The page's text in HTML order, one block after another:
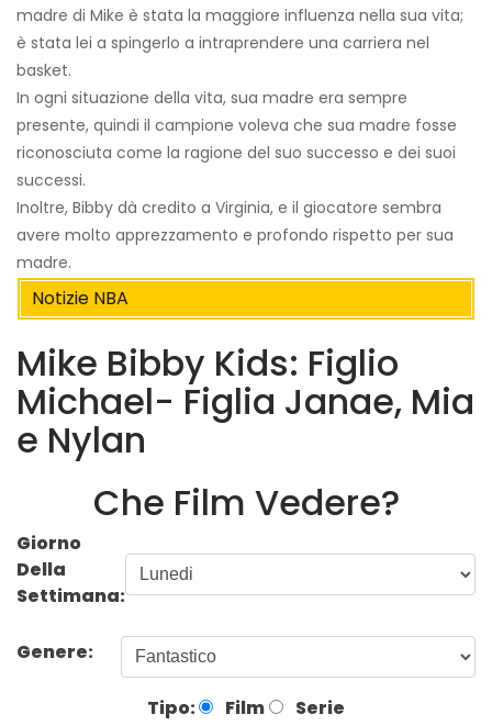
madre di Mike è stata la maggiore influenza nella sua vita;
è stata lei a spingerlo a intraprendere una carriera nel
basket.
In ogni situazione della vita, sua madre era sempre
presente, quindi il campione voleva che sua madre fosse
riconosciuta come la ragione del suo successo e dei suoi
successi.
Inoltre, Bibby dà credito a Virginia, e il giocatore sembra
avere molto apprezzamento e profondo rispetto per sua
madre.
Notizie NBA
Mike Bibby Kids: Figlio
Michael- Figlia Janae, Mia
e Nylan
Che Film Vedere?
Giorno
Della
Settimana:
Genere:
Tipo: Film Serie